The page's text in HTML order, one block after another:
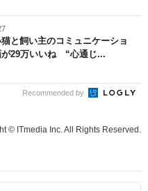
と飼い主のコミュニケーショ
が29万いいね “心通じ...
Recommended by
© ITmedia Inc. All Rights Reserved.